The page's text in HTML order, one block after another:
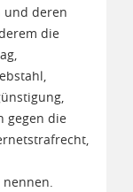
und deren
die
gegen die